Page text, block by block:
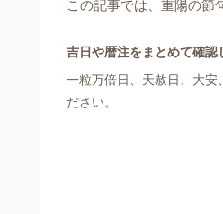
この記事では、重陽の節
吉日や暦注をまとめて確認
一粒万倍日、天赦日、大安
ださい。